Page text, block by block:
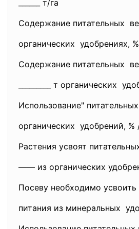
______ т/га
Содержание питательных
органических удобрениях, %
Содержание питательных
_________ т органических
Использование"
органических удобрений, %
Растения усвоят
—— из органических
Посеву необходимо усвоить
питания из минеральных